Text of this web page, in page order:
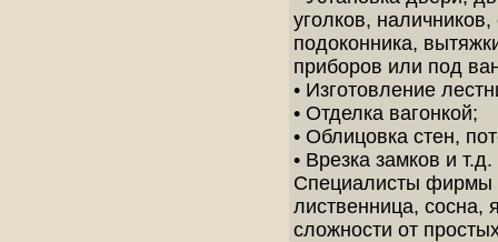
уголков,
подоконника,
приборов или под
• Изготовление
• Отделка вагонкой;
• Облицовка стен,
• Врезка замков и т.д.
Специалисты фирмы
лиственница, сосна,
сложности от